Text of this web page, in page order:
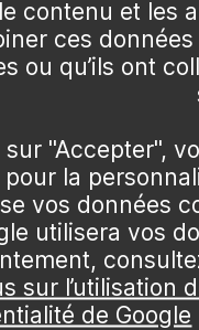
la culture des
le terreau
plantes. Il est
la structure et la
des propriétés
de plantes
résultat à afficher
contenu et les
ces
ou qu’ils ont
"Accepter",
la
vos données
utilisera vos
sur l’utilisation
de Google